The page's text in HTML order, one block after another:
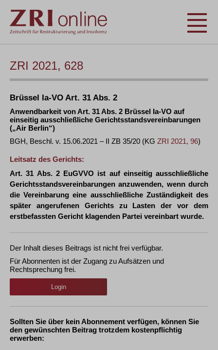
ZRI 2021, 628
Brüssel Ia-VO Art. 31 Abs. 2
Anwendbarkeit von Art. 31 Abs. 2 Brüssel Ia-VO auf
einseitig ausschließliche Gerichtsstandsvereinbarungen
(„Air Berlin“)
BGH, Beschl. v. 15.06.2021 – II ZB 35/20 (KG ZRI 2021, 96)
Leitsatz des Gerichts:
Art. 31 Abs. 2 EuGVVO ist auf einseitig ausschließliche
Gerichtsstandsvereinbarungen anzuwenden, wenn durch
die Vereinbarung eine ausschließliche Zuständigkeit des
später angerufenen Gerichts zu Lasten der vor dem
erstbefassten Gericht klagenden Partei vereinbart wurde.
Der Inhalt dieses Beitrags ist nicht frei verfügbar.
Für Abonnenten ist der Zugang zu Aufsätzen und
Rechtsprechung frei.
Login
Sollten Sie über kein Abonnement verfügen, können Sie
den gewünschten Beitrag trotzdem kostenpflichtig
erwerben: